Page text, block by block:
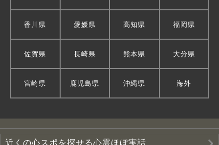
香川県 愛媛県 高知県 福岡県
佐賀県 長崎県 熊本県 大分県
宮崎県 鹿児島県 沖縄県 海外
近くの心スポを探せる心霊ほぼ実話